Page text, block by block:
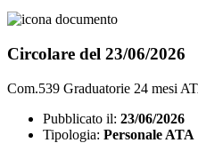
Circolare del 23/06/2026
Com.539 Graduatorie 24 mesi
Pubblicato il: 23/06/2026
Tipologia: Personale ATA